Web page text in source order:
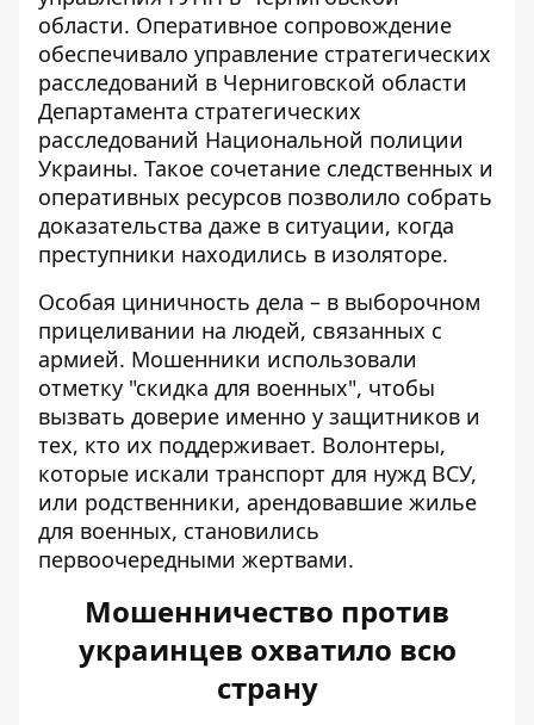
области. Оперативное сопровождение
обеспечивало управление стратегических
расследований в Черниговской области
Департамента стратегических
расследований Национальной полиции
Украины. Такое сочетание следственных и
оперативных ресурсов позволило собрать
доказательства даже в ситуации, когда
преступники находились в изоляторе.
Особая циничность дела – в выборочном
прицеливании на людей, связанных с
армией. Мошенники использовали
отметку "скидка для военных", чтобы
вызвать доверие именно у защитников и
тех, кто их поддерживает. Волонтеры,
которые искали транспорт для нужд ВСУ,
или родственники, арендовавшие жилье
для военных, становились
первоочередными жертвами.
Мошенничество против
украинцев охватило всю
страну